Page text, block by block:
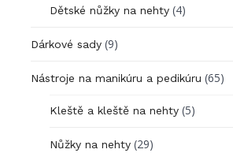
Dětské nůžky na nehty (4)
Dárkové sady (9)
Nástroje na manikúru a pedikúru (65)
Kleště a kleště na nehty (5)
Nůžky na nehty (29)